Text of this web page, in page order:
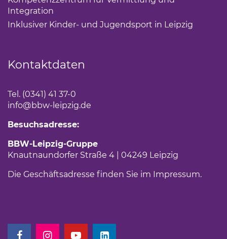
Integration
Inklusiver Kinder- und Jugendsport in Leipzig
Kontaktdaten
Tel. (0341) 41 37-0
info@bbw-leipzig.de
Besuchsadresse:
BBW-Leipzig-Gruppe
Knautnaundorfer Straße 4 | 04249 Leipzig
Die Geschäftsadresse finden Sie im Impressum.